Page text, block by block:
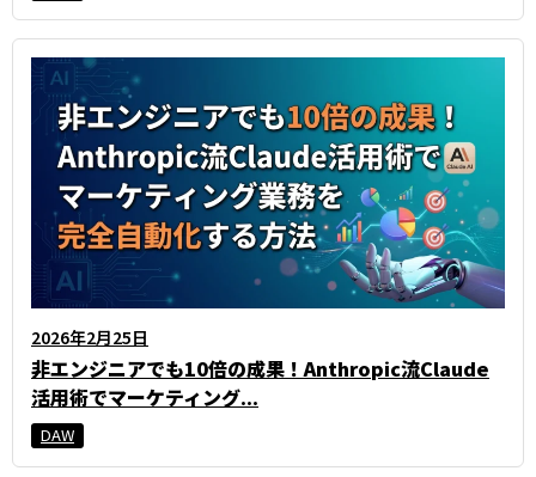
2026年2月25日
非エンジニアでも10倍の成果！Anthropic流Claude
活用術でマーケティング...
DAW